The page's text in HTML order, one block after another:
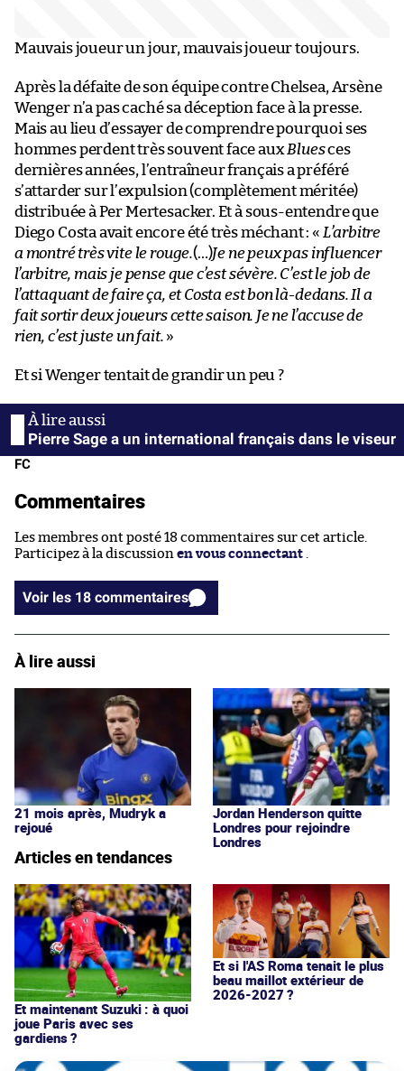
Mauvais joueur un jour, mauvais joueur toujours.
Après la défaite de son équipe contre Chelsea, Arsène
Wenger n’a pas caché sa déception face à la presse.
Mais au lieu d’essayer de comprendre pourquoi ses
hommes perdent très souvent face aux Bluesces
dernières années, l’entraîneur français a préféré
s’attarder sur l’expulsion (complètement méritée)
distribuée à Per Mertesacker. Et à sous-entendre que
Diego Costa avait encore été très méchant : « L’arbitre
a montré très vite le rouge.(…)Je ne peux pas influencer
l’arbitre, mais je pense que c’est sévère. C’est le job de
l’attaquant de faire ça, et Costa est bon là-dedans. Il a
fait sortir deux joueurs cette saison. Je ne l’accuse de
rien, c’est juste un fait. »
Et si Wenger tentait de grandir un peu ?
Pierre Sage a un international français dans le viseur
FC
Commentaires
Les membres ont posté 18 commentaires sur cet article.
Participez à la discussion en vous connectant .
Voir les 18 commentaires
À lire aussi
21 mois après, Mudryk a
rejoué
Jordan Henderson quitte
Londres pour rejoindre
Londres
Articles en tendances
Et maintenant Suzuki : à quoi
joue Paris avec ses
gardiens ?
Et si l'AS Roma tenait le plus
beau maillot extérieur de
2026-2027 ?